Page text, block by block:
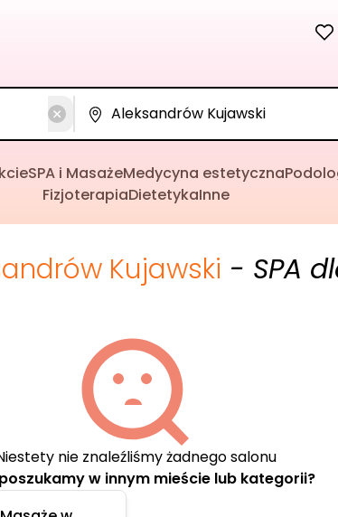
SPA i MasażeMedycyna estetyczna
FizjoterapiaDietetykaInne
Kujawski - SPA
nie znaleźliśmy żadnego salonu
w innym mieście lub kategorii?